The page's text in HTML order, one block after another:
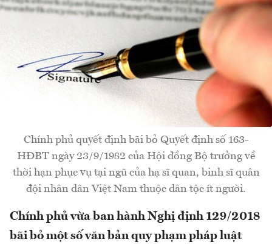
Chính phủ quyết định bãi bỏ Quyết định số 163-
HĐBT ngày 23/9/1982 của Hội đồng Bộ trưởng về
thời hạn phục vụ tại ngũ của hạ sĩ quan, binh sĩ quân
đội nhân dân Việt Nam thuộc dân tộc ít người.
Chính phủ vừa ban hành Nghị định 129/2018
bãi bỏ một số văn bản quy phạm pháp luật